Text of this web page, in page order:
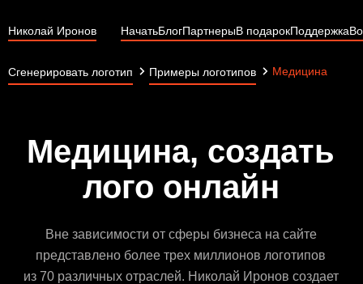
Николай Иронов НачатьБлогПартнерыВ подарокПоддержка
Сгенерировать логотип Примеры логотипов Медицина
Медицина, создать
лого онлайн
Вне зависимости от сферы бизнеса на сайте
представлено более трех миллионов логотипов
из 70 различных отраслей. Николай Иронов создает